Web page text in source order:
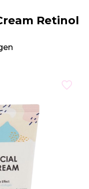
Retinol